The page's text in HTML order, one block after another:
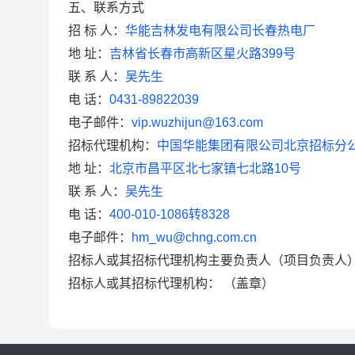
五、联系方式
招 标 人： 华能吉林发电有限公司长春热电厂
地 址： 吉林省长春市高新区星火路399号
联 系 人： 吴先生
电 话： 0431-89822039
电子邮件： vip.wuzhijun@163.com
招标代理机构： 中国华能集团有限公司北京招标分
地 址： 北京市昌平区北七家镇七北路10号
联 系 人： 吴先生
电 话： 400-010-1086转8328
电子邮件：
hm_wu@chng.com.cn
招标人或其招标代理机构主要负责人（项目负责人
招标人或其招标代理机构：
（盖章）